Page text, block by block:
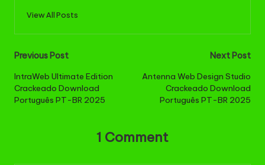
View All Posts
Post
navigation
Previous Post
IntraWeb Ultimate Edition
Crackeado Download
Português PT-BR 2025
Next Post
Antenna Web Design Studio
Crackeado Download
Português PT-BR 2025
1 Comment